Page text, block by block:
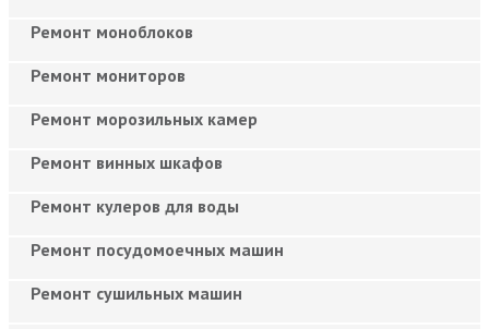
Ремонт моноблоков
Ремонт мониторов
Ремонт морозильных камер
Ремонт винных шкафов
Ремонт кулеров для воды
Ремонт посудомоечных машин
Ремонт сушильных машин